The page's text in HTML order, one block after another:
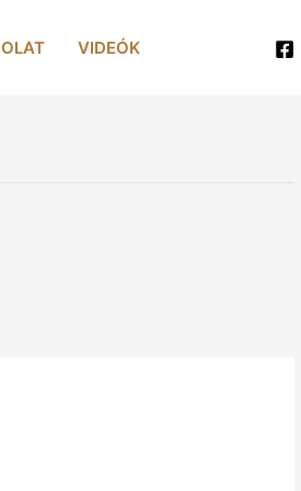
VIDEÓK